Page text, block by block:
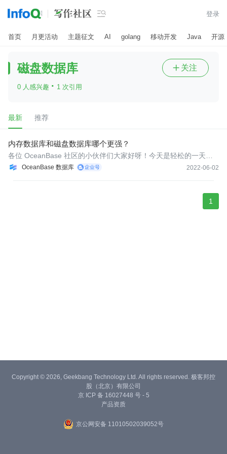
 登录
首页 月更活动 主题征文 AI golang 移动开发 Java 开源
磁盘数据库
0 人感兴趣 · 1 次引用
 关注
最新 推荐
内存数据库和磁盘数据库哪个更强？
OceanBase 数据库 2022-06-02
各位 OceanBase 社区的小伙伴们大家好呀！今天是轻松的一天，
让我们借助本宝宝的灵魂之笔，先用几张图讲清楚内存数据库和磁
1
Copyright © 2026, Geekbang Technology Ltd. All rights reserved. 极客邦控
股（北京）有限公司
京 ICP 备 16027448 号 - 5
产品资质
京公网安备 11010502039052号